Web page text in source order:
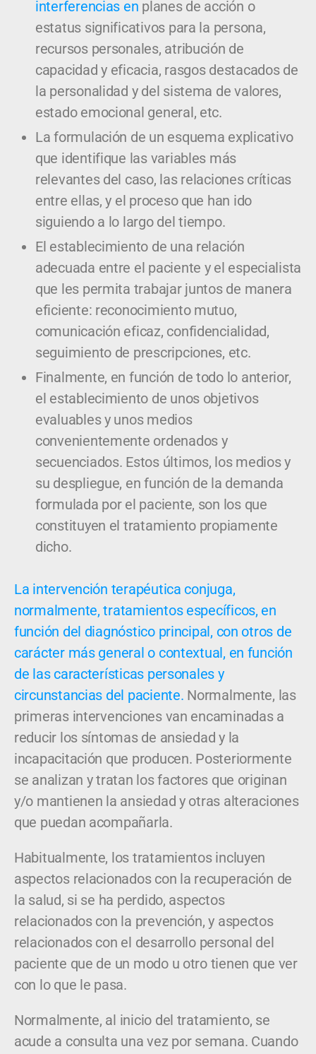
interferencias en planes de acción o
estatus significativos para la persona,
recursos personales, atribución de
capacidad y eficacia, rasgos destacados de
la personalidad y del sistema de valores,
estado emocional general, etc.
La formulación de un esquema explicativo
que identifique las variables más
relevantes del caso, las relaciones críticas
entre ellas, y el proceso que han ido
siguiendo a lo largo del tiempo.
El establecimiento de una relación
adecuada entre el paciente y el especialista
que les permita trabajar juntos de manera
eficiente: reconocimiento mutuo,
comunicación eficaz, confidencialidad,
seguimiento de prescripciones, etc.
Finalmente, en función de todo lo anterior,
el establecimiento de unos objetivos
evaluables y unos medios
convenientemente ordenados y
secuenciados. Estos últimos, los medios y
su despliegue, en función de la demanda
formulada por el paciente, son los que
constituyen el tratamiento propiamente
dicho.
La intervención terapéutica conjuga,
normalmente, tratamientos específicos, en
función del diagnóstico principal, con otros de
carácter más general o contextual, en función
de las características personales y
circunstancias del paciente. Normalmente, las
primeras intervenciones van encaminadas a
reducir los síntomas de ansiedad y la
incapacitación que producen. Posteriormente
se analizan y tratan los factores que originan
y/o mantienen la ansiedad y otras alteraciones
que puedan acompañarla.
Habitualmente, los tratamientos incluyen
aspectos relacionados con la recuperación de
la salud, si se ha perdido, aspectos
relacionados con la prevención, y aspectos
relacionados con el desarrollo personal del
paciente que de un modo u otro tienen que ver
con lo que le pasa.
Normalmente, al inicio del tratamiento, se
acude a consulta una vez por semana. Cuando